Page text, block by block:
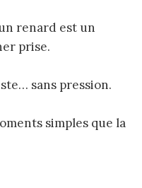
renard est un
prise.
sans pression.
simples que la